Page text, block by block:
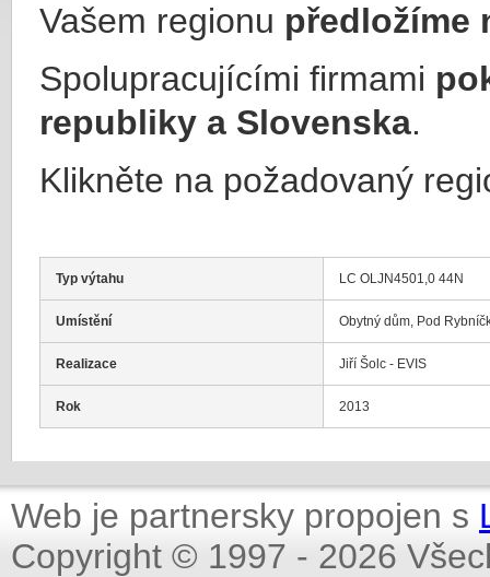
Vašem regionu předložíme
Spolupracujícími firmami
republiky a Slovenska.
Klikněte na požadovaný
Typ výtahu LC OLJN4501,0 44N
Umístění Obytný dům, Pod
Realizace Jiří Šolc - EVIS
Rok 2013
Web je partnersky propojen s
Copyright © 1997 - 2026